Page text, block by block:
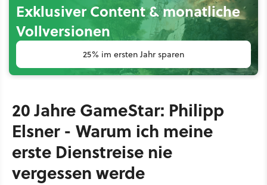
Exklusiver Content & monatliche
Vollversionen
25% im ersten Jahr sparen
20 Jahre GameStar: Philipp
Elsner - Warum ich meine
erste Dienstreise nie
vergessen werde